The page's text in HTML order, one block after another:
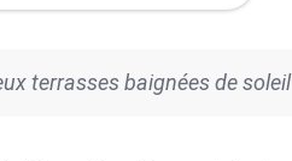
terrasses baignées de soleil